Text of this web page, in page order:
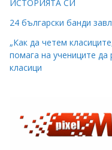
ИСТОРИЯТА СИ
24 български банди
„Как да четем
помага на учениците да
класици